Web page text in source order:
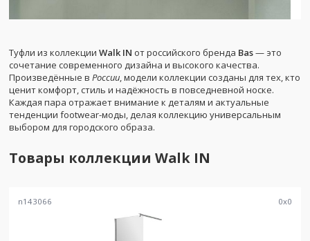
Туфли из коллекции Walk IN от российского бренда Bas— это
сочетание современного дизайна и высокого качества.
Произведённые в России , модели коллекции созданы для тех, кто
ценит комфорт, стиль и надёжность в повседневной носке.
Каждая пара отражает внимание к деталям и актуальные
тенденции footwear-моды, делая коллекцию универсальным
выбором для городского образа.
Товары коллекции Walk IN
n143066 0x0